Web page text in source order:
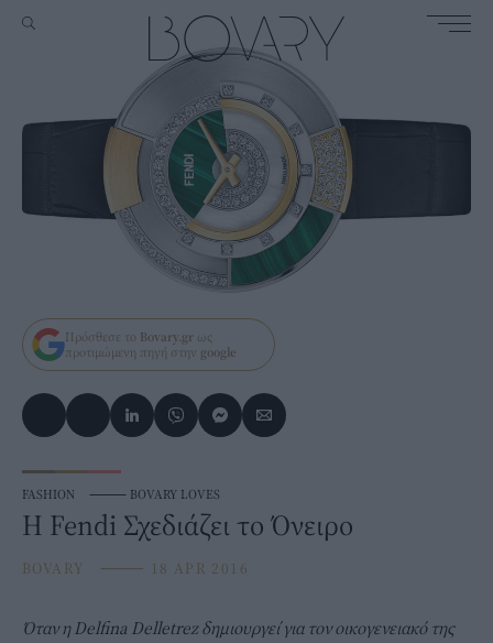
Πρόσθεσε το Bovary.gr ως
προτιμώμενη πηγή στην google
FASHION ⸻ BOVARY LOVES
Η Fendi Σχεδιάζει το Όνειρο
BOVARY ⸻ 18 APR 2016
Όταν ηDelfina Delletrez δημιουργεί για τον οικογενειακό της